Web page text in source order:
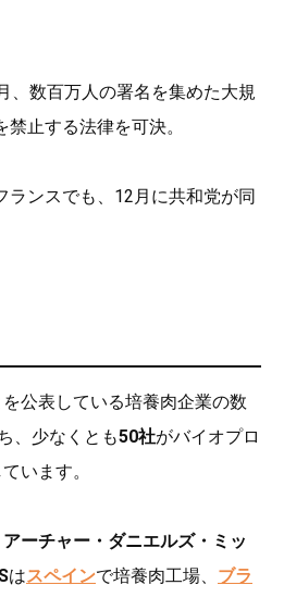
、数百万人の署名を集めた大規
止する法律を可決。
ンスでも、12月に共和党が同
公表している培養肉企業の数
、少なくとも50社がバイオプロ
います。
アーチャー・ダニエルズ・ミッ
はスペインで培養肉工場、 ブラ